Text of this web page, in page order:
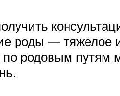
роды — тяжелое
родовым путям